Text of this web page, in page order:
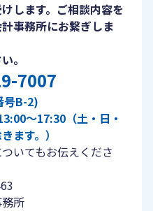
します。ご相談内容を
事務所にお繋ぎしま
。
7007
号B-2)
〜17:30（土・日・
ます。）
いてもお伝えくださ
所